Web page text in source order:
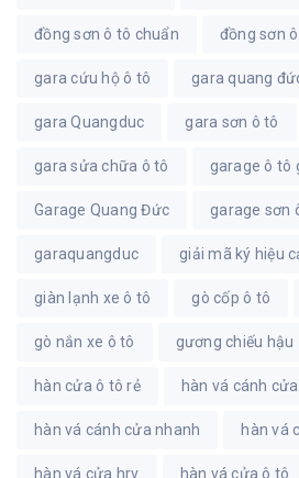
đồng sơn ô tô chuẩn đồng sơn
gara cứu hộ ô tô gara quang
gara Quangduc gara sơn ô tô
gara sửa chữa ô tô garage ô tô
Garage Quang Đức garage sơn
garaquangduc giải mã ký hiệu
giàn lạnh xe ô tô gò cốp ô tô
gò nắn xe ô tô gương chiếu hậu
hàn cửa ô tô rẻ hàn vá cánh cửa
hàn vá cánh cửa nhanh hàn vá
hàn vá cửa hrv hàn vá cửa ô tô